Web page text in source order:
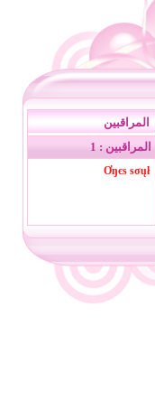
المراقبين
المراقبين : 1
Ơŋєѕ ѕσųł